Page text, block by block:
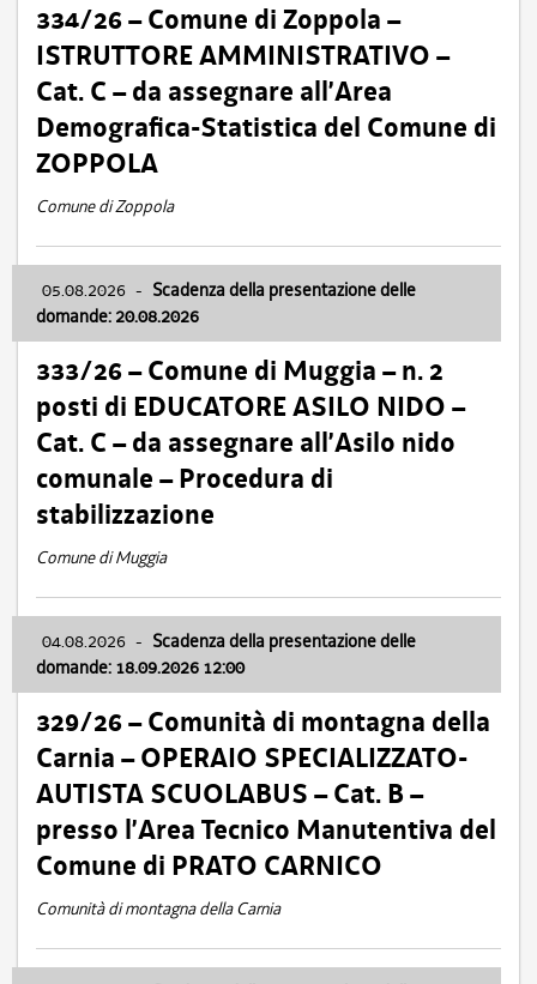
334/26 – Comune di Zoppola –
ISTRUTTORE AMMINISTRATIVO –
Cat. C – da assegnare all’Area
Demografica-Statistica del Comune di
ZOPPOLA
Comune di Zoppola
05.08.2026 - Scadenza della presentazione delle
domande: 20.08.2026
333/26 – Comune di Muggia – n. 2
posti di EDUCATORE ASILO NIDO –
Cat. C – da assegnare all’Asilo nido
comunale – Procedura di
stabilizzazione
Comune di Muggia
04.08.2026 - Scadenza della presentazione delle
domande: 18.09.2026 12:00
329/26 – Comunità di montagna della
Carnia – OPERAIO SPECIALIZZATO-
AUTISTA SCUOLABUS – Cat. B –
presso l’Area Tecnico Manutentiva del
Comune di PRATO CARNICO
Comunità di montagna della Carnia